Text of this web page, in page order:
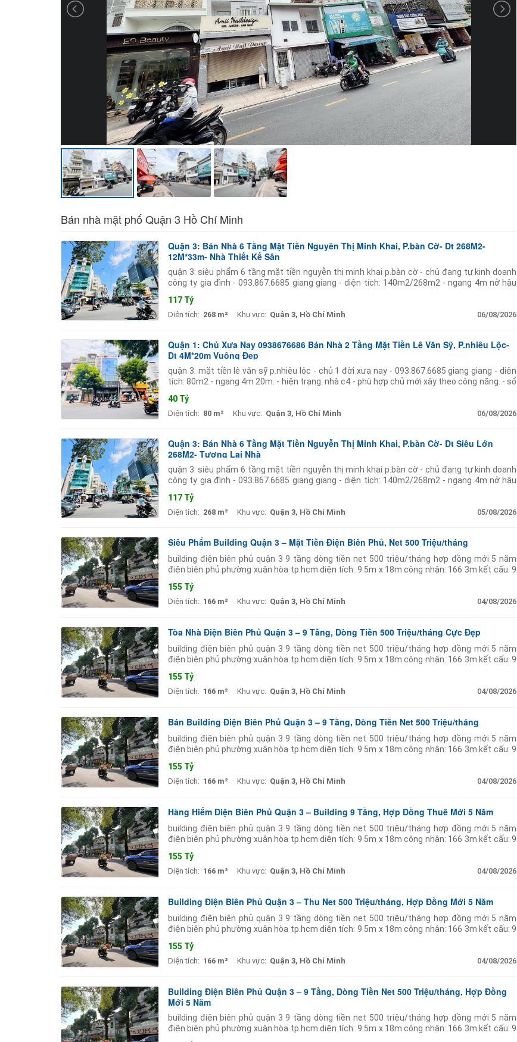
Bán nhà mặt phố Quận 3 Hồ Chí Minh
Quận 3: Bán Nhà 6 Tầng Mặt Tiền Nguyẽn Thị Minh Khai, P.bàn Cờ- Dt 268M2-
12M*33m- Nhà Thiết Kế Sân
quận 3: siêu phẩm 6 tầng mặt tiền nguyễn thị minh khai p.bàn cờ - chủ đang tự kinh doanh
công ty gia đình - 093.867.6685 giang giang - diện tích: 140m2/268m2 - ngang 4m nở hậu
117 Tỷ
Diện tích: 268 m² Khu vực: Quận 3, Hồ Chí Minh 06/08/2026
Quận 1: Chủ Xưa Nay 0938676686 Bán Nhà 2 Tầng Mặt Tiền Lê Văn Sỹ, P.nhiêu Lộc-
Dt 4M*20m Vuông Đẹp
quận 3: mặt tiền lê văn sỹ p.nhiêu lộc - chủ 1 đời xưa nay - 093.867.6685 giang giang - diện
tích: 80m2 - ngang 4m 20m. - hiện trạng: nhà c4 - phù hợp chủ mới xây theo công năng. - sổ
40 Tỷ
Diện tích: 80 m² Khu vực: Quận 3, Hồ Chí Minh 06/08/2026
Quận 3: Bán Nhà 6 Tầng Mặt Tiền Nguyễn Thị Minh Khai, P.bàn Cờ- Dt Siêu Lớn
268M2- Tương Lai Nhà
quận 3: siêu phẩm 6 tầng mặt tiền nguyễn thị minh khai p.bàn cờ - chủ đang tự kinh doanh
công ty gia đình - 093.867.6685 giang giang - diện tích: 140m2/268m2 - ngang 4m nở hậu
117 Tỷ
Diện tích: 268 m² Khu vực: Quận 3, Hồ Chí Minh 05/08/2026
Siêu Phẩm Building Quận 3 – Mặt Tiền Điện Biên Phủ, Net 500 Triệu/tháng
building điện biên phủ quận 3 9 tầng dòng tiền net 500 triệu/tháng hợp đồng mới 5 năm
điện biên phủ phường xuân hòa tp.hcm diện tích: 9 5m x 18m công nhận: 166 3m kết cấu: 9
155 Tỷ
Diện tích: 166 m² Khu vực: Quận 3, Hồ Chí Minh 04/08/2026
Tòa Nhà Điện Biên Phủ Quận 3 – 9 Tầng, Dòng Tiền 500 Triệu/tháng Cực Đẹp
building điện biên phủ quận 3 9 tầng dòng tiền net 500 triệu/tháng hợp đồng mới 5 năm
điện biên phủ phường xuân hòa tp.hcm diện tích: 9 5m x 18m công nhận: 166 3m kết cấu: 9
155 Tỷ
Diện tích: 166 m² Khu vực: Quận 3, Hồ Chí Minh 04/08/2026
Bán Building Điện Biên Phủ Quận 3 – 9 Tầng, Dòng Tiền Net 500 Triệu/tháng
building điện biên phủ quận 3 9 tầng dòng tiền net 500 triệu/tháng hợp đồng mới 5 năm
điện biên phủ phường xuân hòa tp.hcm diện tích: 9 5m x 18m công nhận: 166 3m kết cấu: 9
155 Tỷ
Diện tích: 166 m² Khu vực: Quận 3, Hồ Chí Minh 04/08/2026
Hàng Hiếm Điện Biên Phủ Quận 3 – Building 9 Tầng, Hợp Đồng Thuê Mới 5 Năm
building điện biên phủ quận 3 9 tầng dòng tiền net 500 triệu/tháng hợp đồng mới 5 năm
điện biên phủ phường xuân hòa tp.hcm diện tích: 9 5m x 18m công nhận: 166 3m kết cấu: 9
155 Tỷ
Diện tích: 166 m² Khu vực: Quận 3, Hồ Chí Minh 04/08/2026
Building Điện Biên Phủ Quận 3 – Thu Net 500 Triệu/tháng, Hợp Đồng Mới 5 Năm
building điện biên phủ quận 3 9 tầng dòng tiền net 500 triệu/tháng hợp đồng mới 5 năm
điện biên phủ phường xuân hòa tp.hcm diện tích: 9 5m x 18m công nhận: 166 3m kết cấu: 9
155 Tỷ
Diện tích: 166 m² Khu vực: Quận 3, Hồ Chí Minh 04/08/2026
Building Điện Biên Phủ Quận 3 – 9 Tầng, Dòng Tiền Net 500 Triệu/tháng, Hợp Đồng
Mới 5 Năm
building điện biên phủ quận 3 9 tầng dòng tiền net 500 triệu/tháng hợp đồng mới 5 năm
điện biên phủ phường xuân hòa tp.hcm diện tích: 9 5m x 18m công nhận: 166 3m kết cấu: 9